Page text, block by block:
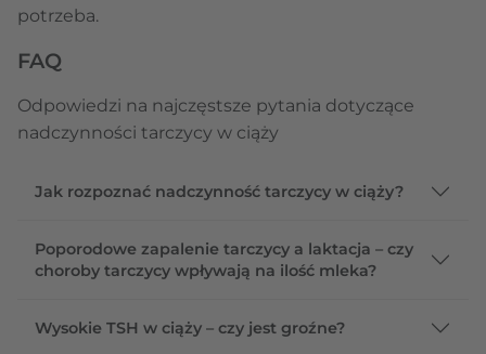
potrzeba.
FAQ
Odpowiedzi na najczęstsze pytania dotyczące
nadczynności tarczycy w ciąży
Jak rozpoznać nadczynność tarczycy w ciąży?
Poporodowe zapalenie tarczycy a laktacja – czy
choroby tarczycy wpływają na ilość mleka?
Wysokie TSH w ciąży – czy jest groźne?